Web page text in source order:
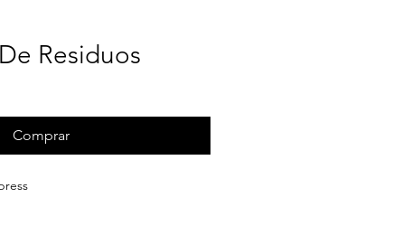
Residuos
Comprar